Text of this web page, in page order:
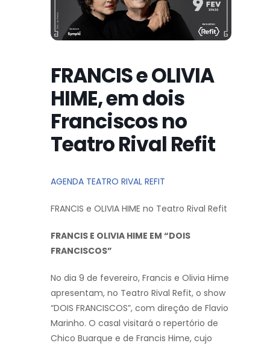
FRANCIS e OLIVIA
HIME, em dois
Franciscos no
Teatro Rival Refit
AGENDA TEATRO RIVAL REFIT
FRANCIS e OLIVIA HIME no Teatro Rival Refit
FRANCIS E OLIVIA HIME EM “DOIS
FRANCISCOS”
No dia 9 de fevereiro, Francis e Olivia Hime
apresentam, no Teatro Rival Refit, o show
“DOIS FRANCISCOS”, com direção de Flavio
Marinho. O casal visitará o repertório de
Chico Buarque e de Francis Hime, cujo